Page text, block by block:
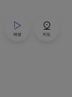
재생 지도